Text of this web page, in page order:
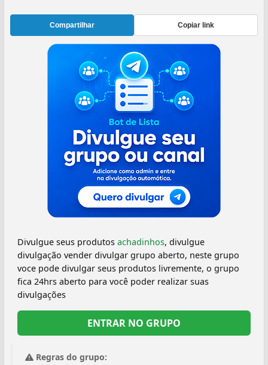
Compartilhar Copiar link
Divulgue seus produtos achadinhos, divulgue
divulgação vender divulgar grupo aberto, neste grupo
voce pode divulgar seus produtos livremente, o grupo
fica 24hrs aberto para você poder realizar suas
divulgações
ENTRAR NO GRUPO
Regras do grupo: